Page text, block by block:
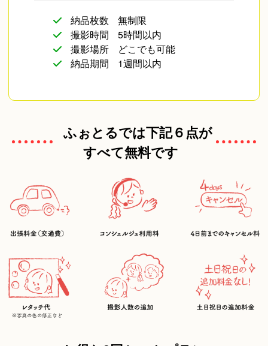
遺影写真
納品枚数
無制限
撮影時間
5時間以内
撮影場所
どこでも可能
納品期間
1週間以内
ふぉとるでは下記６点が
すべて無料です